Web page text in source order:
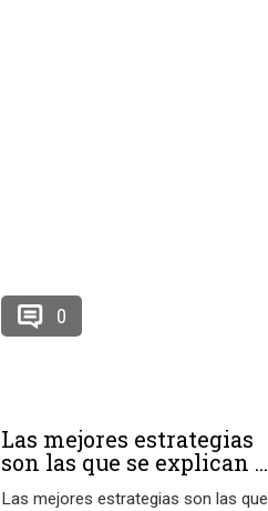
0
Las mejores estrategias
son las que se explican ...
Las mejores estrategias son las que